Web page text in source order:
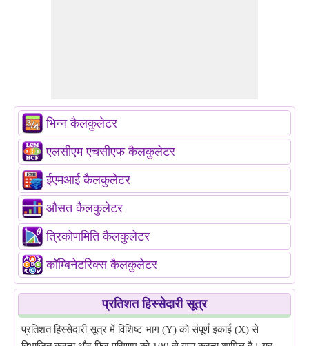
भिन्न कैलकुलेटर
एलसीएम एचसीएफ कैलकुलेटर
ईएमआई कैलकुलेटर
औसत कैलकुलेटर
त्रिकोणमिति कैलकुलेटर
कॉम्बिनेटरिक्स कैलकुलेटर
प्रतिशत हिस्सेदारी सूत्र
प्रतिशत हिस्सेदारी सूत्र में विशिष्ट भाग (Y) को संपूर्ण इकाई (X) से